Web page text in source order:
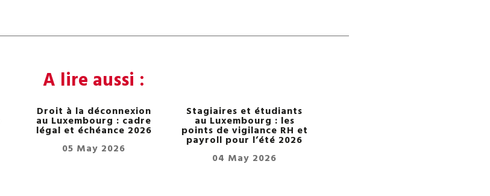
A lire aussi :
Droit à la déconnexion
au Luxembourg : cadre
légal et échéance 2026
05 May 2026
Stagiaires et étudiants
au Luxembourg : les
points de vigilance RH et
payroll pour l’été 2026
04 May 2026